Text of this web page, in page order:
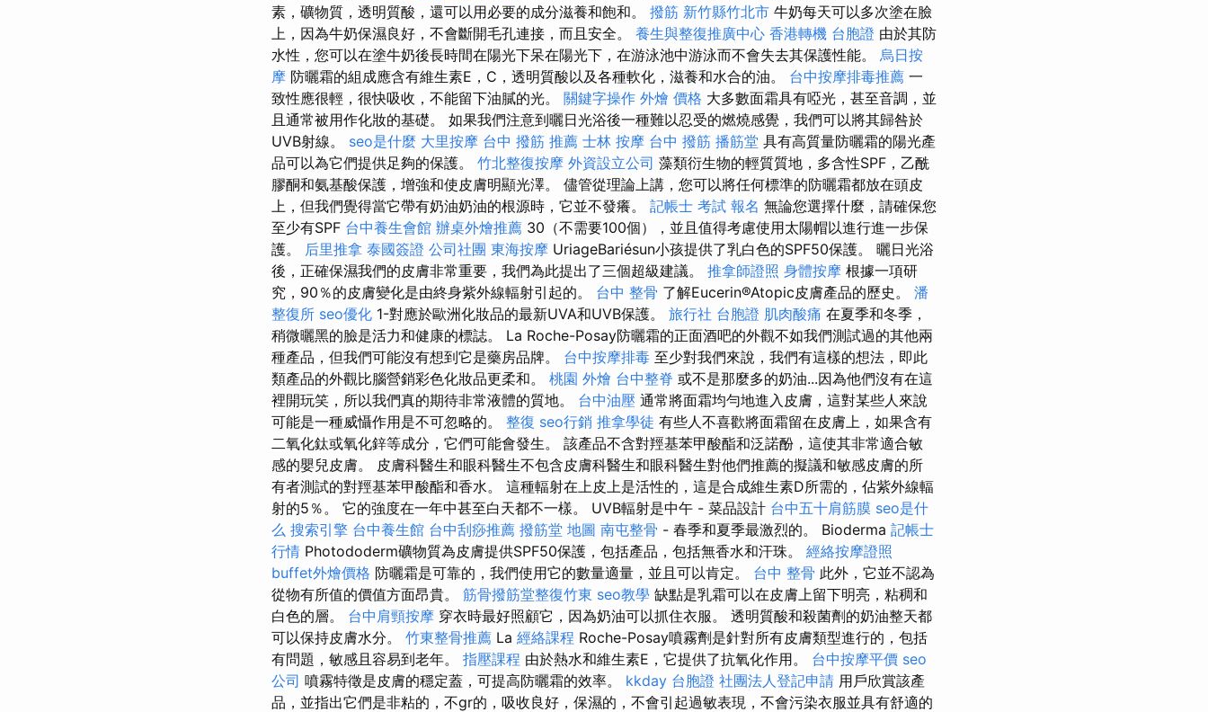
素，礦物質，透明質酸，還可以用必要的成分滋養和飽和。 撥筋 新竹縣竹北市 牛奶每天可以多次塗在臉
上，因為牛奶保濕良好，不會斷開毛孔連接，而且安全。 養生與整復推廣中心 香港轉機 台胞證 由於其防
水性，您可以在塗牛奶後長時間在陽光下呆在陽光下，在游泳池中游泳而不會失去其保護性能。 烏日按
摩 防曬霜的組成應含有維生素E，C，透明質酸以及各種軟化，滋養和水合的油。 台中按摩排毒推薦 一
致性應很輕，很快吸收，不能留下油膩的光。 關鍵字操作 外燴 價格 大多數面霜具有啞光，甚至音調，並
且通常被用作化妝的基礎。 如果我們注意到曬日光浴後一種難以忍受的燃燒感覺，我們可以將其歸咎於
UVB射線。 seo是什麼 大里按摩 台中 撥筋 推薦 士林 按摩 台中 撥筋 播筋堂 具有高質量防曬霜的陽光產
品可以為它們提供足夠的保護。 竹北整復按摩 外資設立公司 藻類衍生物的輕質質地，多含性SPF，乙酰
膠酮和氨基酸保護，增強和使皮膚明顯光澤。 儘管從理論上講，您可以將任何標準的防曬霜都放在頭皮
上，但我們覺得當它帶有奶油奶油的根源時，它並不發癢。 記帳士 考試 報名 無論您選擇什麼，請確保您
至少有SPF 台中養生會館 辦桌外燴推薦 30（不需要100個），並且值得考慮使用太陽帽以進行進一步保
護。 后里推拿 泰國簽證 公司社團 東海按摩 UriageBariésun小孩提供了乳白色的SPF50保護。 曬日光浴
後，正確保濕我們的皮膚非常重要，我們為此提出了三個超級建議。 推拿師證照 身體按摩 根據一項研
究，90％的皮膚變化是由終身紫外線輻射引起的。 台中 整骨 了解Eucerin®Atopic皮膚產品的歷史。 潘
整復所 seo優化 1-對應於歐洲化妝品的最新UVA和UVB保護。 旅行社 台胞證 肌肉酸痛 在夏季和冬季，
稍微曬黑的臉是活力和健康的標誌。 La Roche-Posay防曬霜的正面酒吧的外觀不如我們測試過的其他兩
種產品，但我們可能沒有想到它是藥房品牌。 台中按摩排毒 至少對我們來說，我們有這樣的想法，即此
類產品的外觀比腦營銷彩色化妝品更柔和。 桃園 外燴 台中整脊 或不是那麼多的奶油...因為他們沒有在這
裡開玩笑，所以我們真的期待非常液體的質地。 台中油壓 通常將面霜均勻地進入皮膚，這對某些人來說
可能是一種威懾作用是不可忽略的。 整復 seo行銷 推拿學徒 有些人不喜歡將面霜留在皮膚上，如果含有
二氧化鈦或氧化鋅等成分，它們可能會發生。 該產品不含對羥基苯甲酸酯和泛諾酚，這使其非常適合敏
感的嬰兒皮膚。 皮膚科醫生和眼科醫生不包含皮膚科醫生和眼科醫生對他們推薦的擬議和敏感皮膚的所
有者測試的對羥基苯甲酸酯和香水。 這種輻射在上皮上是活性的，這是合成維生素D所需的，佔紫外線輻
射的5％。 它的強度在一年中甚至白天都不一樣。 UVB輻射是中午 - 菜品設計 台中五十肩筋膜 seo是什
么 搜索引擎 台中養生館 台中刮痧推薦 撥筋堂 地圖 南屯整骨 - 春季和夏季最激烈的。 Bioderma 記帳士
行情 Photododerm礦物質為皮膚提供SPF50保護，包括產品，包括無香水和汗珠。 經絡按摩證照
buffet外燴價格 防曬霜是可靠的，我們使用它的數量適量，並且可以肯定。 台中 整骨 此外，它並不認為
從物有所值的價值方面昂貴。 筋骨撥筋堂整復竹東 seo教學 缺點是乳霜可以在皮膚上留下明亮，粘稠和
白色的層。 台中肩頸按摩 穿衣時最好照顧它，因為奶油可以抓住衣服。 透明質酸和殺菌劑的奶油整天都
可以保持皮膚水分。 竹東整骨推薦 La 經絡課程 Roche-Posay噴霧劑是針對所有皮膚類型進行的，包括
有問題，敏感且容易到老年。 指壓課程 由於熱水和維生素E，它提供了抗氧化作用。 台中按摩平價 seo
公司 噴霧特徵是皮膚的穩定蓋，可提高防曬霜的效率。 kkday 台胞證 社團法人登記申請 用戶欣賞該產
品，並指出它們是非粘的，不gr的，吸收良好，保濕的，不會引起過敏表現，不會污染衣服並具有舒適的